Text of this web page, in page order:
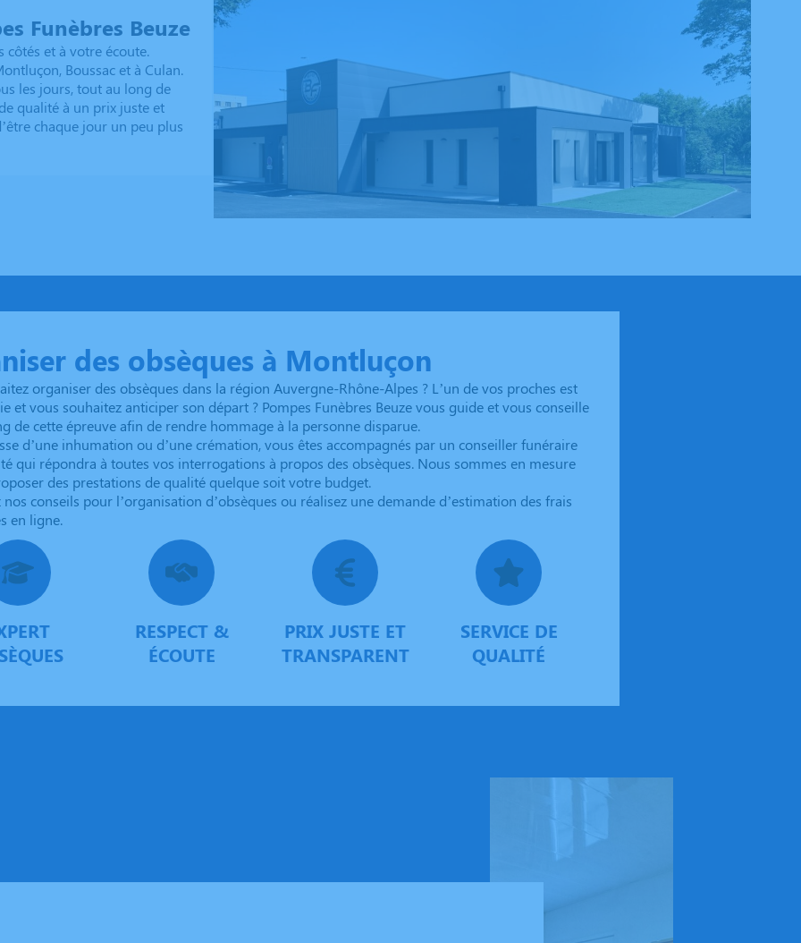
Funèbres Beuze
côtés et à votre écoute.
Boussac et à Culan.
les jours, tout au long de
qualité à un prix juste et
chaque jour un peu plus
des obsèques à Montluçon
organiser des obsèques dans la région Auvergne-Rhône-Alpes ? L’un de vos proches est
et vous souhaitez anticiper son départ ? Pompes Funèbres Beuze vous guide et vous conseille
de cette épreuve afin de rendre hommage à la personne disparue.
d’une inhumation ou d’une crémation, vous êtes accompagnés par un conseiller funéraire
qui répondra à toutes vos interrogations à propos des obsèques. Nous sommes en mesure
des prestations de qualité quelque soit votre budget.
nos conseils pour l’organisation d’obsèques ou réalisez une demande d’estimation des frais
en ligne.
RESPECT &
ÉCOUTE
PRIX JUSTE ET
TRANSPARENT
SERVICE DE
QUALITÉ